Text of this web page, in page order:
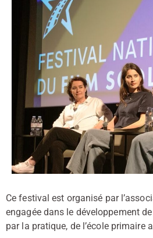
Ce festival est organisé par
engagée dans le développement
par la pratique, de l’école primaire